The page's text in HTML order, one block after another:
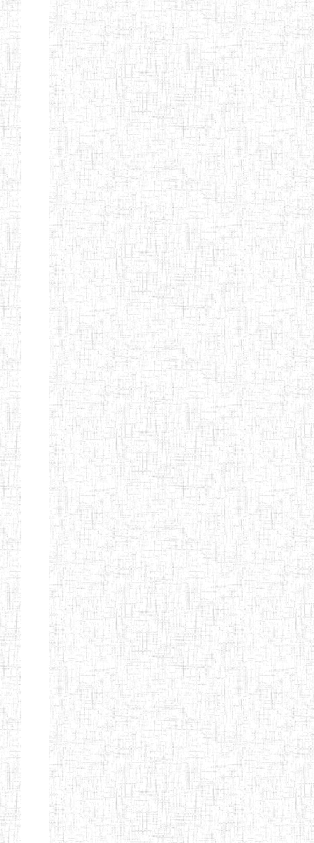
CAMEROON
INCLUSIVE
SPECIAL
EDUCATION
TEACHERS'
TRAINING AND
EMPOWERMENT
PROGRAMME
(CISETTEP)
27/08/2015 ENIEG
ALBERT
TEACHERS'
TRAINING
INSTITUTE
CAMEROUN
(A.T.T.I.C)
27/08/2015 ENIEG
NACHO
TECHNICAL
TEACHER
TRAINING
INSTITUTE
12/08/2010 ENIET
SAINT
ANDREW'S BTTC
28/12/2007 ENIEG
MODEL
INCLUSIVE
BILINGUAL
TEACHER
TRAINING
INSTITUTE
08/09/2015 ENIEG
CEFED/SPED/TTI
SANTA
17/11/2008 ENIEG
PTTC MBENGWI 06/08/1990 ENIEG
FULL GOSPEL
BTTC MBENGWI
02/10/1998 ENIEG